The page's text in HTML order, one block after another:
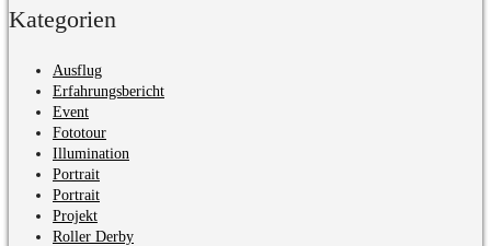
Kategorien
Ausflug
Erfahrungsbericht
Event
Fototour
Illumination
Portrait
Portrait
Projekt
Roller Derby